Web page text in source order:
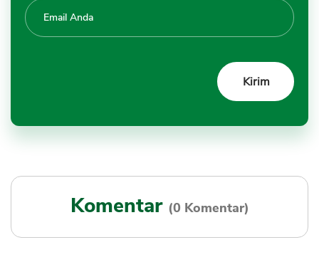
Komentar (0 Komentar)